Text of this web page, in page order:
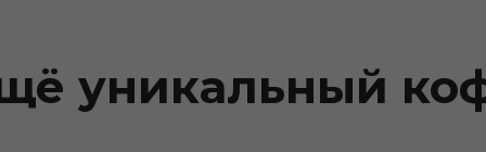
уникальный